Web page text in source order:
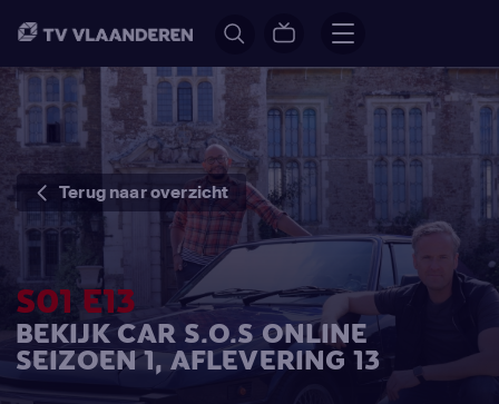
Terug naar overzicht
S01 E13
BEKIJK CAR S.O.S ONLINE
SEIZOEN 1, AFLEVERING 13